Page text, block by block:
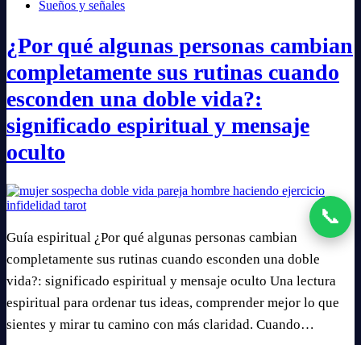
Sueños y señales
¿Por qué algunas personas cambian
completamente sus rutinas cuando
esconden una doble vida?:
significado espiritual y mensaje
oculto
Guía espiritual ¿Por qué algunas personas cambian
completamente sus rutinas cuando esconden una doble
vida?: significado espiritual y mensaje oculto Una lectura
espiritual para ordenar tus ideas, comprender mejor lo que
sientes y mirar tu camino con más claridad. Cuando…
📞